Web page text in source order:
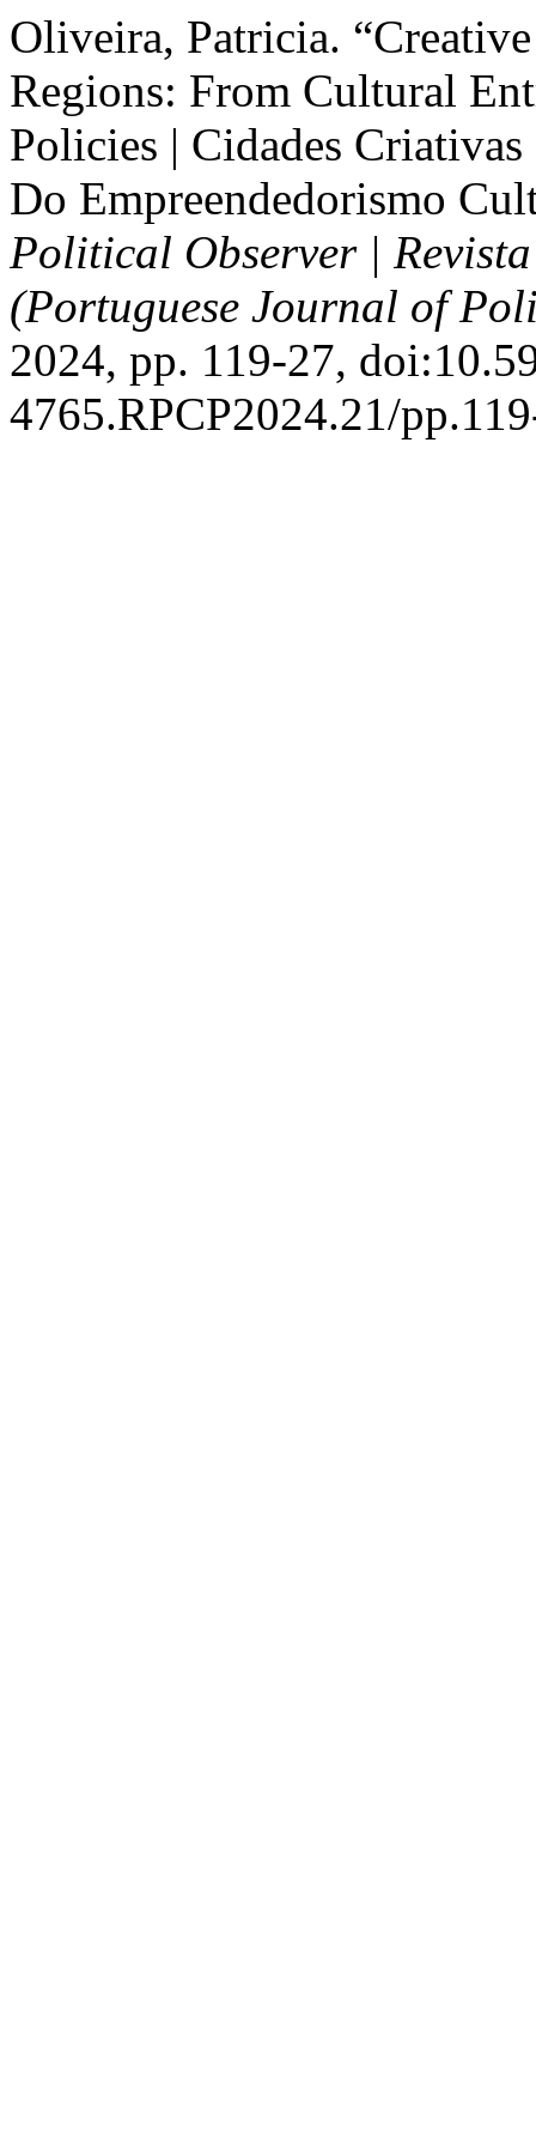
Oliveira, Patricia.
Regions: From Cultural
Policies | Cidades
Do Empreendedorismo
Political Observer |
(Portuguese Journal of
2024, pp. 119-27,
4765.RPCP2024.21/